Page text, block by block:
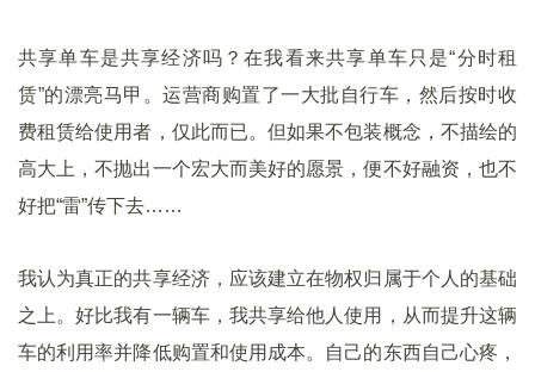
共享单车是共享经济吗？在我看来共享单车只是“分时租
赁”的漂亮马甲。运营商购置了一大批自行车，然后按时收
费租赁给使用者，仅此而已。但如果不包装概念，不描绘的
高大上，不抛出一个宏大而美好的愿景，便不好融资，也不
好把“雷”传下去……
我认为真正的共享经济，应该建立在物权归属于个人的基础
之上。好比我有一辆车，我共享给他人使用，从而提升这辆
车的利用率并降低购置和使用成本。自己的东西自己心疼，